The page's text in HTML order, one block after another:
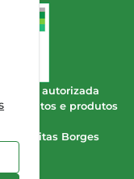
se autorizada
e produtos
de Freitas Borges